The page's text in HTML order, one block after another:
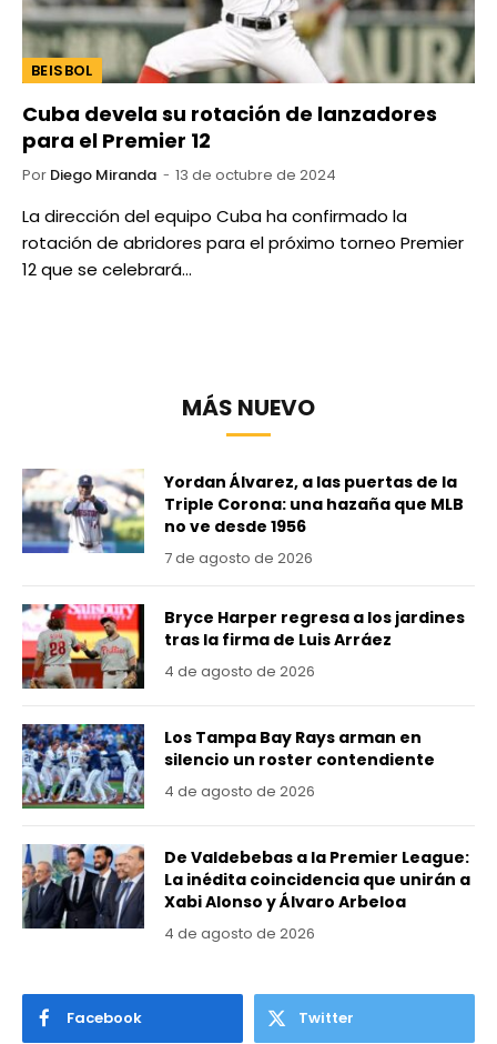
BEISBOL
Cuba devela su rotación de lanzadores
para el Premier 12
Por Diego Miranda 13 de octubre de 2024
La dirección del equipo Cuba ha confirmado la
rotación de abridores para el próximo torneo Premier
12 que se celebrará…
MÁS NUEVO
Yordan Álvarez, a las puertas de la
Triple Corona: una hazaña que MLB
no ve desde 1956
7 de agosto de 2026
Bryce Harper regresa a los jardines
tras la firma de Luis Arráez
4 de agosto de 2026
Los Tampa Bay Rays arman en
silencio un roster contendiente
4 de agosto de 2026
De Valdebebas a la Premier League:
La inédita coincidencia que unirán a
Xabi Alonso y Álvaro Arbeloa
4 de agosto de 2026
Facebook Twitter